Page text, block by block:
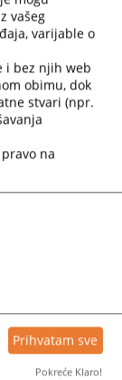
vašeg
varijable o
i bez njih web
obimu, dok
stvari (npr.
na
Prihvatam sve
Pokreće Klaro!